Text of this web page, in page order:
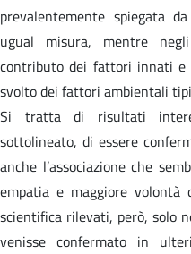
prevalentemente spiegata
ugual misura, mentre
contributo dei fattori innati e
svolto dei fattori ambientali
Si tratta di risultati
sottolineato, di essere
anche l’associazione che
empatia e maggiore volontà
scientifica rilevati, però, solo
venisse confermato in